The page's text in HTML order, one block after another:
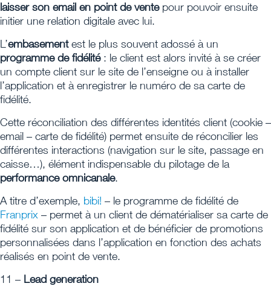
laisser son email en point de vente pour pouvoir ensuite
initier une relation digitale avec lui.
L’embasementest le plus souvent adossé à un
programme de fidélité: le client est alors invité à se créer
un compte client sur le site de l’enseigne ou à installer
l’application et à enregistrer le numéro de sa carte de
fidélité.
Cette réconciliation des différentes identités client (cookie –
email – carte de fidélité) permet ensuite de réconcilier les
différentes interactions (navigation sur le site, passage en
caisse…), élément indispensable du pilotage de la
performance omnicanale.
A titre d’exemple, bibi! – le programme de fidélité de
Franprix – permet à un client de dématérialiser sa carte de
fidélité sur son application et de bénéficier de promotions
personnalisées dans l’application en fonction des achats
réalisés en point de vente.
11 – Lead generation